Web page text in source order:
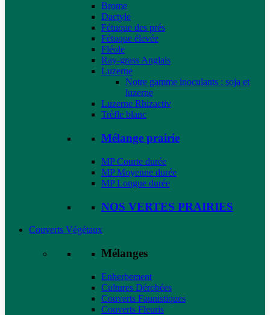
Brome
Dactyle
Fétuque des prés
Fétuque élevée
Fléole
Ray-grass Anglais
Luzerne
Notre gamme inoculants : soja et
luzerne
Luzerne Rhizactiv
Trèfle blanc
Mélange prairie
MP Courte durée
MP Moyenne durée
MP Longue durée
NOS VERTES PRAIRIES
Couverts Végétaux
Mélanges
Enherbement
Cultures Dérobées
Couverts Faunistiques
Couverts Fleuris